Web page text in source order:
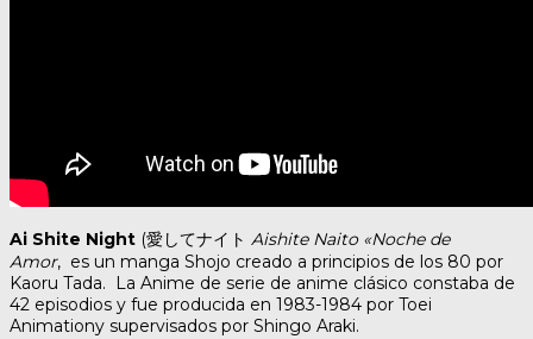
Ai Shite Night (愛してナイト Aishite Naito «Noche de
Amor, es un manga Shojo creado a principios de los 80 por
Kaoru Tada. La Anime de serie de anime clásico constaba de
42 episodios y fue producida en 1983-1984 por Toei
Animationy supervisados por Shingo Araki.